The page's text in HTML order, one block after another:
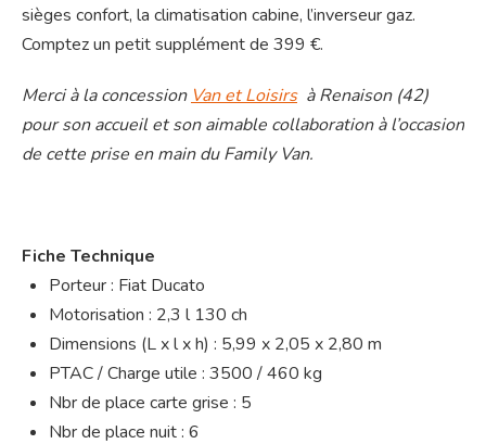
sièges confort, la climatisation cabine, l’inverseur gaz.
Comptez un petit supplément de 399 €.
Merci à la concessionVan et Loisirs à Renaison (42)
pour son accueil et son aimable collaboration à l’occasion
de cette prise en main du Family Van.
Fiche Technique
Porteur : Fiat Ducato
Motorisation : 2,3 l 130 ch
Dimensions (L x l x h) : 5,99 x 2,05 x 2,80 m
PTAC / Charge utile : 3500 / 460 kg
Nbr de place carte grise : 5
Nbr de place nuit : 6